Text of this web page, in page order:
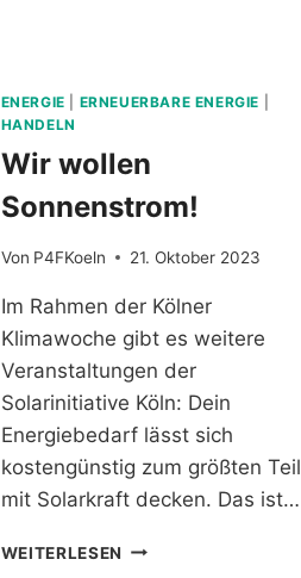
ENERGIE ERNEUERBARE ENERGIE
HANDELN
Wir wollen
Sonnenstrom!
Von P4FKoeln 21. Oktober 2023
Im Rahmen der Kölner
Klimawoche gibt es weitere
Veranstaltungen der
Solarinitiative Köln: Dein
Energiebedarf lässt sich
kostengünstig zum größten Teil
mit Solarkraft decken. Das ist…
WEITERLESEN WIR